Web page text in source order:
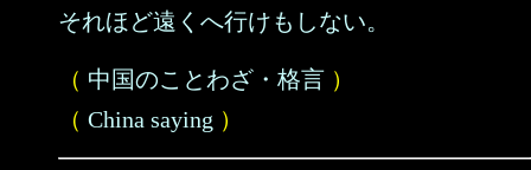
それほど遠くへ行けもしない。
（ 中国のことわざ・格言 ）
（ China saying ）